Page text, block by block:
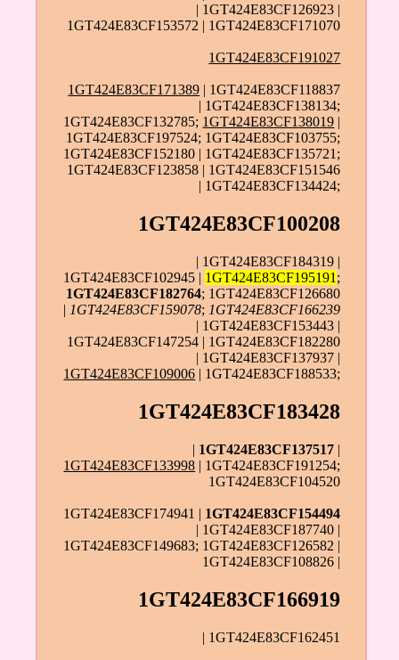
| 1GT424E83CF126923 |
1GT424E83CF153572 | 1GT424E83CF171070
1GT424E83CF191027
1GT424E83CF171389 | 1GT424E83CF118837
| 1GT424E83CF138134;
1GT424E83CF132785; 1GT424E83CF138019 |
1GT424E83CF197524; 1GT424E83CF103755;
1GT424E83CF152180 | 1GT424E83CF135721;
1GT424E83CF123858 | 1GT424E83CF151546
| 1GT424E83CF134424;
1GT424E83CF100208
| 1GT424E83CF184319 |
1GT424E83CF102945 | 1GT424E83CF195191 ;
1GT424E83CF182764; 1GT424E83CF126680
| 1GT424E83CF159078; 1GT424E83CF166239
| 1GT424E83CF153443 |
1GT424E83CF147254 | 1GT424E83CF182280
| 1GT424E83CF137937 |
1GT424E83CF109006 | 1GT424E83CF188533;
1GT424E83CF183428
| 1GT424E83CF137517 |
1GT424E83CF133998 | 1GT424E83CF191254;
1GT424E83CF104520
1GT424E83CF174941 | 1GT424E83CF154494
| 1GT424E83CF187740 |
1GT424E83CF149683; 1GT424E83CF126582 |
1GT424E83CF108826 |
1GT424E83CF166919
| 1GT424E83CF162451